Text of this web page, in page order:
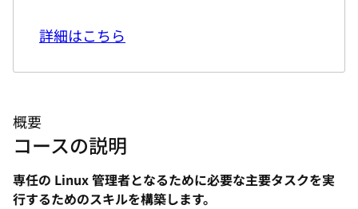
概要
コースの説明
専任の Linux 管理者となるために必要な主要タスクを実
行するためのスキルを構築します。
詳細はこちら